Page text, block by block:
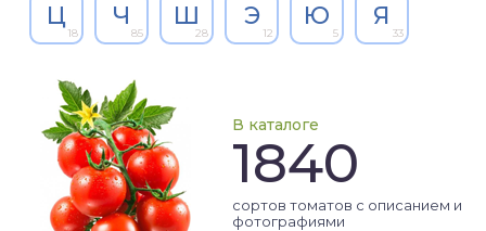
Ц
18
Ч
85
Ш
28
Э
12
Ю
5
Я
33
В каталоге
1840
сортов томатов с описанием и
фотографиями